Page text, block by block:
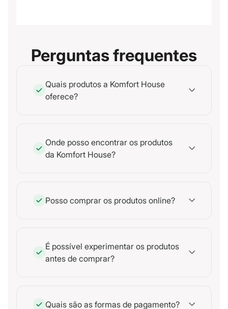
Perguntas frequentes
Quais produtos a Komfort House
oferece?
Onde posso encontrar os produtos
da Komfort House?
Posso comprar os produtos online?
É possível experimentar os produtos
antes de comprar?
Quais são as formas de pagamento?